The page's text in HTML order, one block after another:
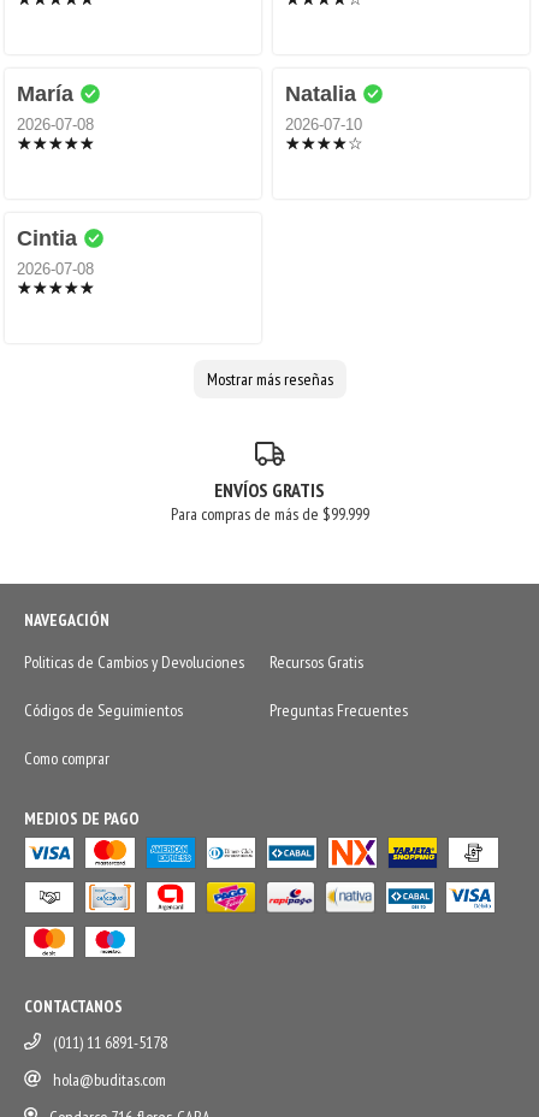
María
2026-07-08
Natalia
2026-07-10
Cintia
2026-07-08
Mostrar más reseñas
ENVÍOS GRATIS
Para compras de más de $99.999
NAVEGACIÓN
Politicas de Cambios y Devoluciones
Recursos Gratis
Códigos de Seguimientos Preguntas Frecuentes
Como comprar
MEDIOS DE PAGO
CONTACTANOS
(011) 11 6891-5178
hola@buditas.com